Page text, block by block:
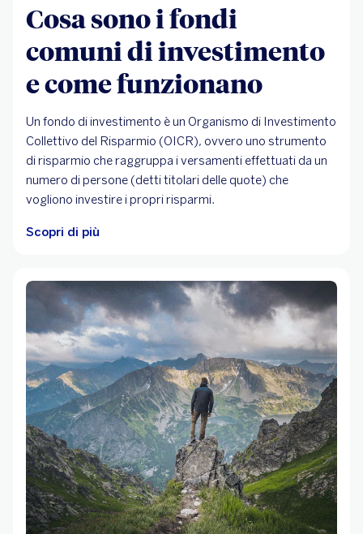
Cosa sono i fondi
comuni di investimento
e come funzionano
Un fondo di investimento è un Organismo di Investimento
Collettivo del Risparmio (OICR), ovvero uno strumento
di risparmio che raggruppa i versamenti effettuati da un
numero di persone (detti titolari delle quote) che
vogliono investire i propri risparmi.
Scopri di più